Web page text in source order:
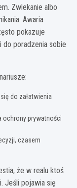
Zwlekanie albo
Awaria
pokazuje
poradzenia sobie
do załatwienia
ochrony prywatności
czasem
że w realu ktoś
Jeśli pojawia się